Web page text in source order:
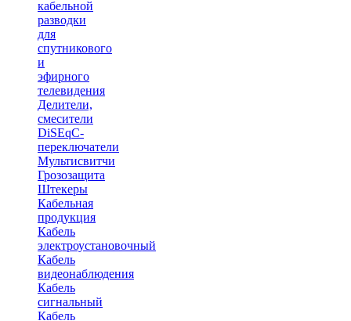
кабельной
разводки
для
спутникового
и
эфирного
телевидения
Делители,
смесители
DiSEqC-
переключатели
Мультисвитчи
Грозозащита
Штекеры
Кабельная
продукция
Кабель
электроустановочный
Кабель
видеонаблюдения
Кабель
сигнальный
Кабель